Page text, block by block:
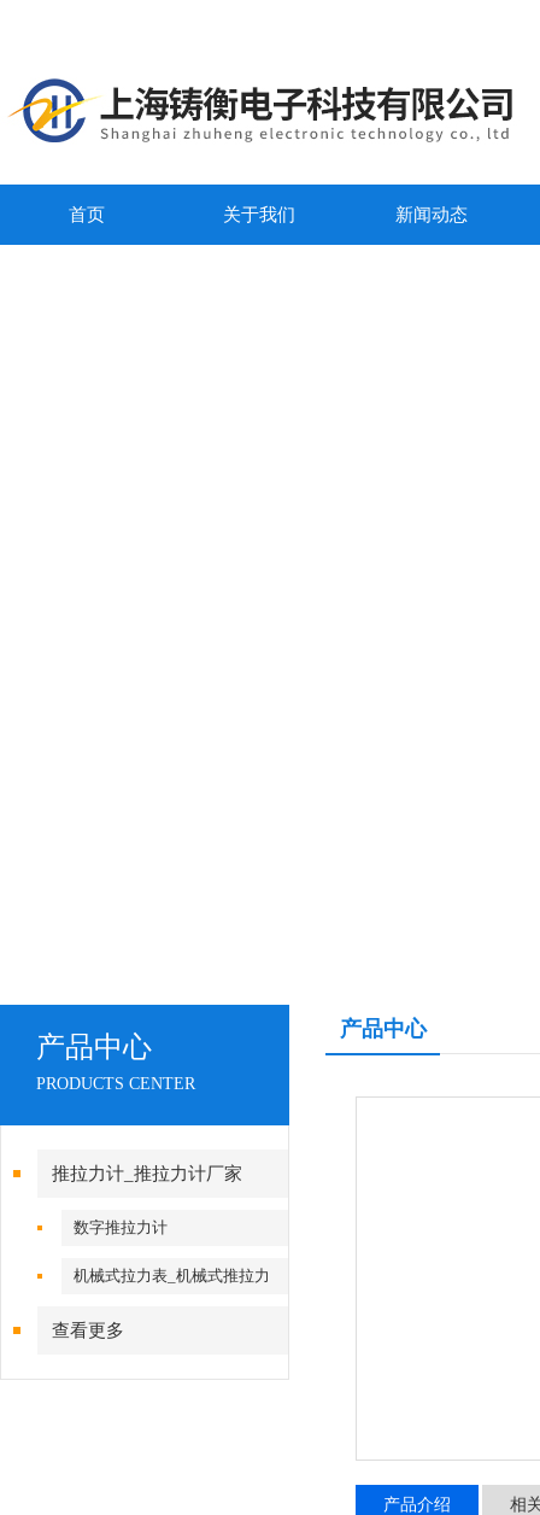
首页 关于我们 新闻动态
产品中心
PRODUCTS CENTER
推拉力计_推拉力计厂家
数字推拉力计
机械式拉力表_机械式推拉力
查看更多
产品中心
产品介绍 相